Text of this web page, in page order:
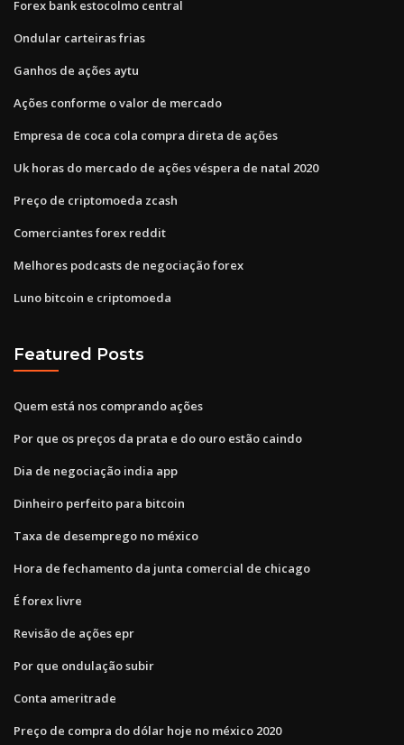
Forex bank estocolmo central
Ondular carteiras frias
Ganhos de ações aytu
Ações conforme o valor de mercado
Empresa de coca cola compra direta de ações
Uk horas do mercado de ações véspera de natal 2020
Preço de criptomoeda zcash
Comerciantes forex reddit
Melhores podcasts de negociação forex
Luno bitcoin e criptomoeda
Featured Posts
Quem está nos comprando ações
Por que os preços da prata e do ouro estão caindo
Dia de negociação india app
Dinheiro perfeito para bitcoin
Taxa de desemprego no méxico
Hora de fechamento da junta comercial de chicago
É forex livre
Revisão de ações epr
Por que ondulação subir
Conta ameritrade
Preço de compra do dólar hoje no méxico 2020